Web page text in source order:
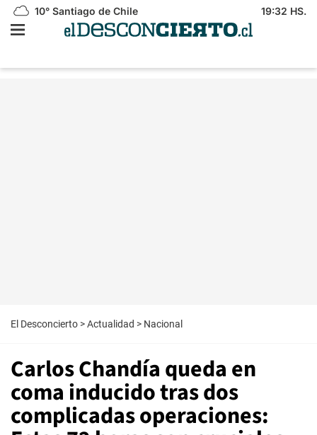
10° Santiago de Chile 19:32 HS.
El Desconcierto >Actualidad > Nacional
Carlos Chandía queda en
coma inducido tras dos
complicadas operaciones: